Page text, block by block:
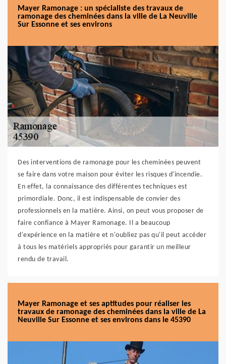
Mayer Ramonage : un spécialiste des travaux de
ramonage des cheminées dans la ville de La Neuville
Sur Essonne et ses environs
Des interventions de ramonage pour les cheminées peuvent
se faire dans votre maison pour éviter les risques d'incendie.
En effet, la connaissance des différentes techniques est
primordiale. Donc, il est indispensable de convier des
professionnels en la matière. Ainsi, on peut vous proposer de
faire confiance à Mayer Ramonage. Il a beaucoup
d'expérience en la matière et n'oubliez pas qu'il peut accéder
à tous les matériels appropriés pour garantir un meilleur
rendu de travail.
Mayer Ramonage et ses aptitudes pour réaliser les
travaux de ramonage des cheminées dans la ville de La
Neuville Sur Essonne et ses environs dans le 45390